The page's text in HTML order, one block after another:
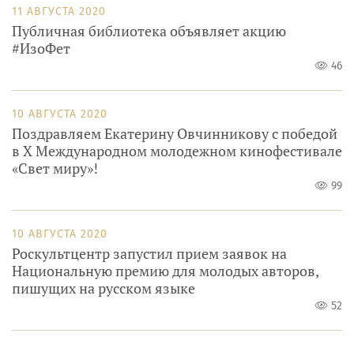
11 АВГУСТА 2020
Публичная библиотека объявляет акцию
#ИзоФет
46
10 АВГУСТА 2020
Поздравляем Екатерину Овчинникову с победой
в X Международном молодежном кинофестивале
«Свет миру»!
99
10 АВГУСТА 2020
Роскультцентр запустил прием заявок на
Национальную премию для молодых авторов,
пишущих на русском языке
52